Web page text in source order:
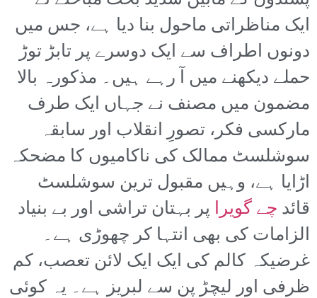
ایک مناظراتی ماحول بنا دیا ہے، جس میں
دونوں اطراف سے ایک دوسرے پر تابڑ توڑ
حملے دیکھنے میں آ رہے ہیں۔ مذکورہ بالا
مضمون میں مصنف نے جہاں ایک طرف
مارکسی فکر، تصورِ انقلاب اور سابقہ
سوشلسٹ ممالک کی ناکامیوں کا مضحکہ
اڑایا ہے، وہیں مقبول ترین سوشلسٹ
قائدچے گویرا پر بہتان تراشی اور بے بنیاد
الزامات کی بھی انتہا کر چھوڑی ہے۔
غرضیکہ کالم کی ایک ایک لائن تعصب، کم
ظرفی اور لیچڑ پن سے لبریز ہے۔ یہ کوئی